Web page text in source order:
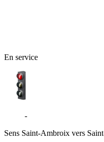
En service
-
Sens Saint-Ambroix vers